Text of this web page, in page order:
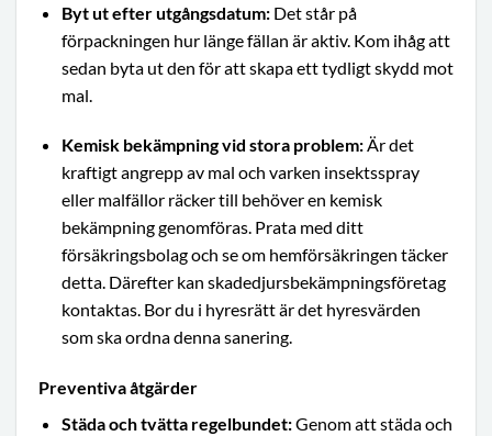
Byt ut efter utgångsdatum: Det står på
förpackningen hur länge fällan är aktiv. Kom ihåg att
sedan byta ut den för att skapa ett tydligt skydd mot
mal.
Kemisk bekämpning vid stora problem:Är det
kraftigt angrepp av mal och varken insektsspray
eller malfällor räcker till behöver en kemisk
bekämpning genomföras. Prata med ditt
försäkringsbolag och se om hemförsäkringen täcker
detta. Därefter kan skadedjursbekämpningsföretag
kontaktas. Bor du i hyresrätt är det hyresvärden
som ska ordna denna sanering.
Preventiva åtgärder
Städa och tvätta regelbundet:Genom att städa och